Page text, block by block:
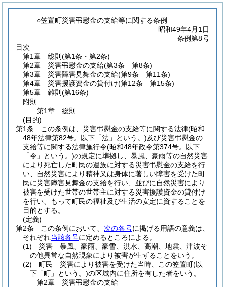
○笠置町災害弔慰金の支給等に関する条例
昭和49年4月1日
条例第8号
目次
第1章
総則 (第1条・第2条)
第2章
災害弔慰金の支給(第3条―第8条)
第3章
災害障害見舞金の支給(第9条―第11条)
第4章
災害援護資金の貸付け(第12条―第15条)
第5章
雑則 (第16条)
附則
第1章
総則
(目的)
第1条
この条例は、災害弔慰金の支給等に関する法律(昭和
48年法律第82号。以下「法」という。)及び災害弔慰金の
支給等に関する法律施行令(昭和48年政令第374号。以下
「令」という。)の規定に準拠し、暴風、豪雨等の自然災害
により死亡した町民の遺族に対する災害弔慰金の支給を行
い、自然災害により精神又は身体に著しい障害を受けた町
民に災害障害見舞金の支給を行い、並びに自然災害により
被害を受けた世帯の世帯主に対する災害援護資金の貸付け
を行い、もって町民の福祉及び生活の安定に資することを
目的とする。
(定義)
第2条
この条例において、 次の各号に掲げる用語の意義は、
それぞれ当該各号に定めるところによる。
(1)
災害 暴風、豪雨、豪雪、洪水、高潮、地震、津波そ
の他異常な自然現象により被害が生ずることをいう。
(2)
町民 災害により被害を受けた当時、この笠置町(以
下「町」という。)の区域内に住所を有した者をいう。
第2章
災害弔慰金の支給